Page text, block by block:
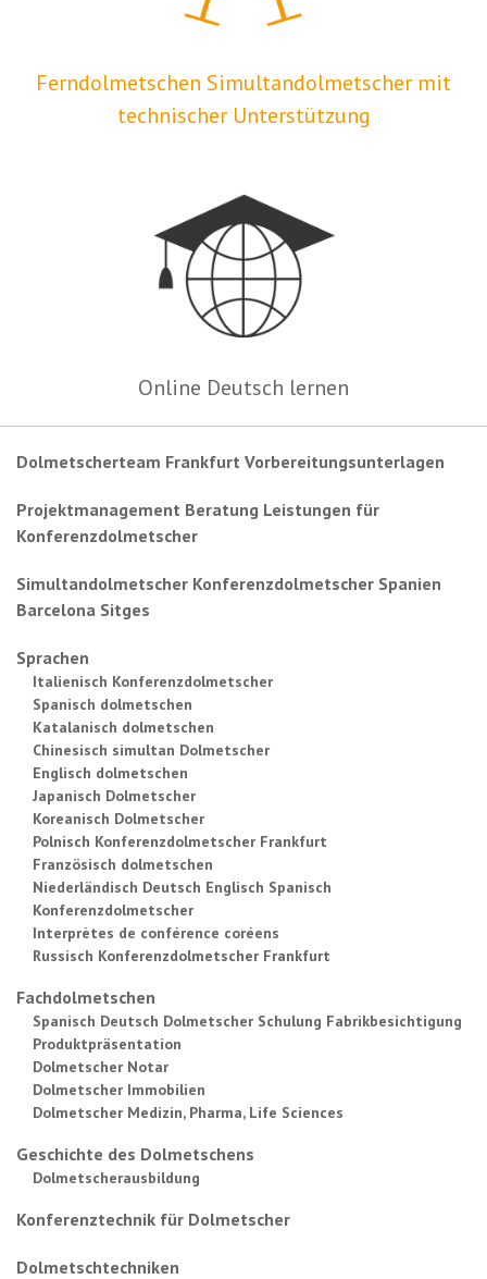
Ferndolmetschen Simultandolmetscher mit
technischer Unterstützung
Online Deutsch lernen
Dolmetscherteam Frankfurt Vorbereitungsunterlagen
Projektmanagement Beratung Leistungen für
Konferenzdolmetscher
Simultandolmetscher Konferenzdolmetscher Spanien
Barcelona Sitges
Sprachen
Italienisch Konferenzdolmetscher
Spanisch dolmetschen
Katalanisch dolmetschen
Chinesisch simultan Dolmetscher
Englisch dolmetschen
Japanisch Dolmetscher
Koreanisch Dolmetscher
Polnisch Konferenzdolmetscher Frankfurt
Französisch dolmetschen
Niederländisch Deutsch Englisch Spanisch
Konferenzdolmetscher
Interprètes de conférence coréens
Russisch Konferenzdolmetscher Frankfurt
Fachdolmetschen
Spanisch Deutsch Dolmetscher Schulung Fabrikbesichtigung
Produktpräsentation
Dolmetscher Notar
Dolmetscher Immobilien
Dolmetscher Medizin, Pharma, Life Sciences
Geschichte des Dolmetschens
Dolmetscherausbildung
Konferenztechnik für Dolmetscher
Dolmetschtechniken